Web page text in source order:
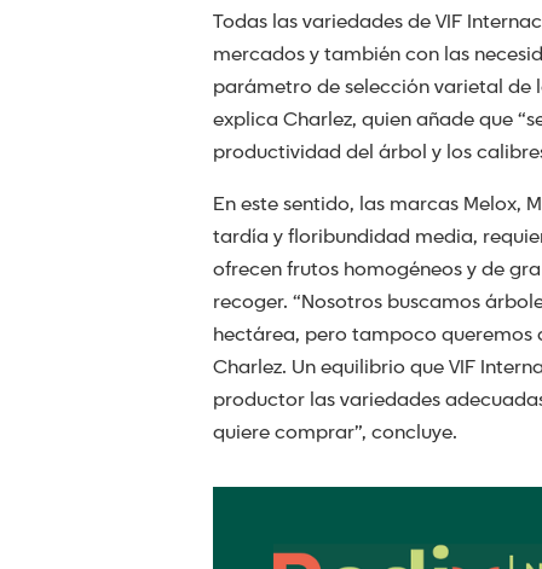
Todas las variedades de VIF
mercados y también con las
parámetro de selección varietal de
explica Charlez, quien añade que
productividad del árbol y los
En este sentido, las marcas Melox,
tardía y floribundidad media,
ofrecen frutos homogéneos y de
recoger. “Nosotros buscamos
hectárea, pero tampoco queremos
Charlez. Un equilibrio que VIF
productor las variedades
quiere comprar”, concluye.